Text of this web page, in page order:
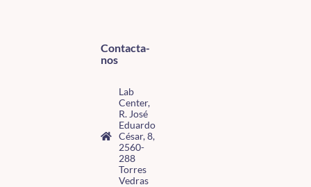
Contacta-
nos
Lab
Center,
R. José
Eduardo
César, 8,
2560-
288
Torres
Vedras